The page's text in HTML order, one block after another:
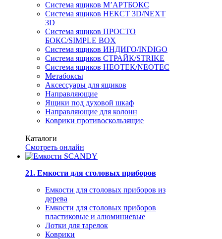
Система ящиков М’АРТБОКС
Система ящиков НЕКСТ 3D/NEXT
3D
Система ящиков ПРОСТО
БОКС/SIMPLE BOX
Система ящиков ИНДИГО/INDIGO
Система ящиков СТРАЙК/STRIKE
Система ящиков НЕОТЕК/NEOTEC
Метабоксы
Аксессуары для ящиков
Направляющие
Ящики под духовой шкаф
Направляющие для колонн
Коврики противоскользящие
Каталоги
Смотреть онлайн
21. Емкости для столовых приборов
Емкости для столовых приборов из
дерева
Емкости для столовых приборов
пластиковые и алюминиевые
Лотки для тарелок
Коврики